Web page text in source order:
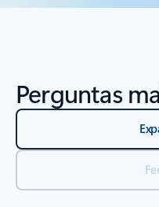
Perguntas